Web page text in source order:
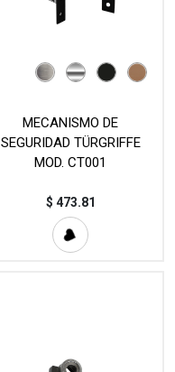
MECANISMO DE
SEGURIDAD TÜRGRIFFE
MOD. CT001
$ 473.81